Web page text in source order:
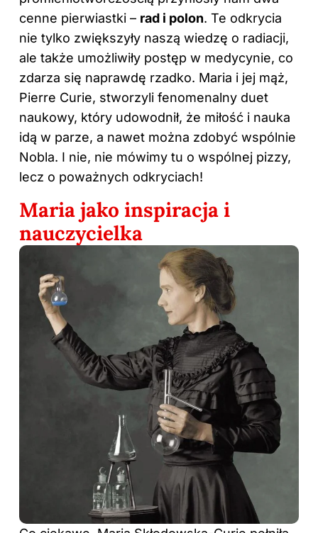
cenne pierwiastki – rad i polon. Te odkrycia
nie tylko zwiększyły naszą wiedzę o radiacji,
ale także umożliwiły postęp w medycynie, co
zdarza się naprawdę rzadko. Maria i jej mąż,
Pierre Curie, stworzyli fenomenalny duet
naukowy, który udowodnił, że miłość i nauka
idą w parze, a nawet można zdobyć wspólnie
Nobla. I nie, nie mówimy tu o wspólnej pizzy,
lecz o poważnych odkryciach!
Maria jako inspiracja i
nauczycielka